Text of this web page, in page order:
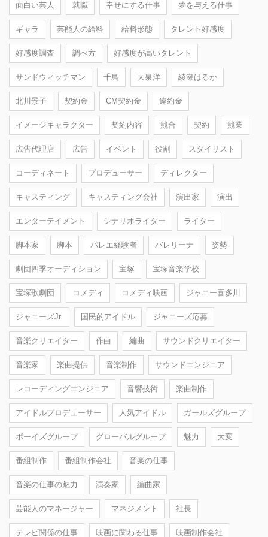
面白い芸人 就職 幸せにする仕事 夢を与える仕事
ギャラ 芸能人の給料 給料形態 タレント好感度
好感度調査 調べ方 好感度が高いタレント
サンドウィッチマン 千鳥 大泉洋 綾瀬はるか
北川景子 契約金 CM契約金 違約金
イメージキャラクター 契約内容 競合 契約 競業
広告代理店 広告 イベント 役割 スタイリスト
コーディネート プロデューサー ディレクター
キャスティング キャスティング会社 演出家 演出
エンターテイメント シナリオライター ライター
脚本家 脚本 バレエ経験者 バレリーナ 姿勢
劇団四季オーディション 宝塚 宝塚音楽学校
宝塚歌劇団 コメディ コメディ映画 ジャニー喜多川
ジャニーズJr. 国民的アイドル ジャニーズ応募
音楽クリエイター 作曲 編曲 サウンドクリエイター
音楽家 楽曲提供 音楽制作 サウンドエンジニア
レコーディングエンジニア 音響技術 楽曲制作
アイドルプロデューサー 人気アイドル ガールズグループ
ボーイズグループ グローバルグループ 魅力 大変
番組制作 番組制作会社 音楽の仕事
音楽の仕事の魅力 演奏家 編曲家
芸能人のマネージャー マネジメント 社長
テレビ関係の仕事 映画に関わる仕事 映画制作会社